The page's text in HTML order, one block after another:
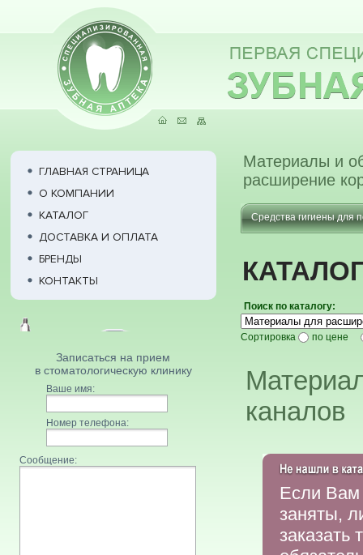
ГЛАВНАЯ СТРАНИЦА
О КОМПАНИИ
КАТАЛОГ
ДОСТАВКА И ОПЛАТА
БРЕНДЫ
КОНТАКТЫ
Записаться на прием
в стоматологическую клинику
Ваше имя:
Номер телефона:
Сообщение:
Материалы и
расширение
Средства гигиены для
Поиск по каталогу:
Сортировка по цене
каналов
Если Вам
заняты,
заказать